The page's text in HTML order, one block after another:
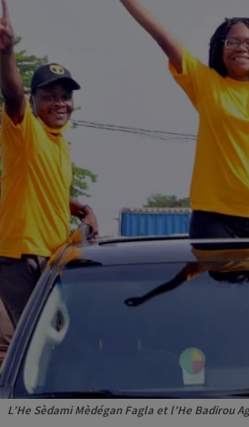
L’He Sèdami Mèdégan Fagla et l’He Badirou